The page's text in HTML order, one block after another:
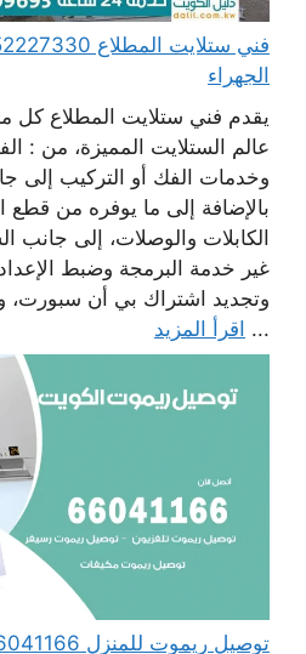
الجهراء
يقدم فني ستلايت المطلاع كل
عالم الستلايت المميزة، من :
وخدمات الفك أو التركيب إلى
بالإضافة إلى ما يوفره من قطع
الكابلات والوصلات، إلى جانب
غير خدمة البرمجة وضبط
وتجديد اشتراك بي أن سبورت،
... اقرأ المزيد